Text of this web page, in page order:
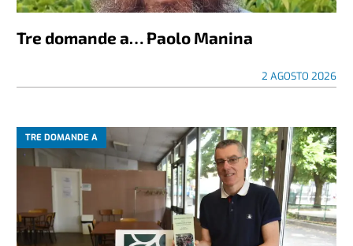
Tre domande a… Paolo Manina
2 AGOSTO 2026
TRE DOMANDE A